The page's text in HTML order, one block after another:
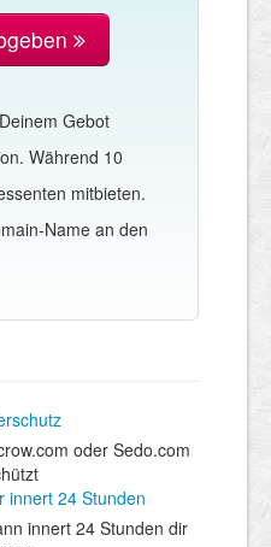
Gebot
Während 10
mitbieten.
Name an den
oder Sedo.com
innert 24 Stunden dir